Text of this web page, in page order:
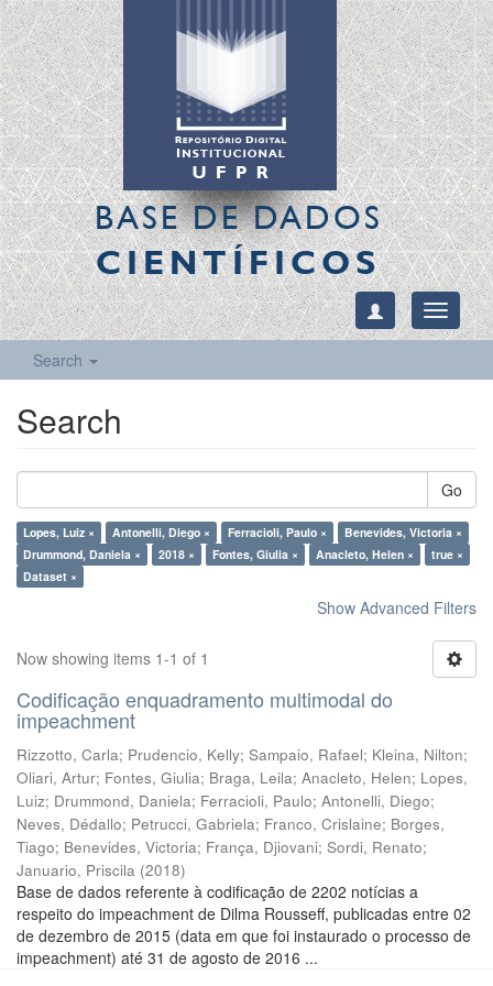
BASE DE DADOS
CIENTÍFICOS
Toggle
Search
Search
Go
Lopes, Luiz × Antonelli, Diego × Ferracioli, Paulo ×
Benevides, Victoria ×
Drummond, Daniela ×
2018 × Fontes, Giulia × Anacleto, Helen ×
true ×
Dataset ×
Show Advanced Filters
Now showing items 1-1 of 1
Codificação enquadramento multimodal do
impeachment
Rizzotto, Carla; Prudencio, Kelly; Sampaio, Rafael; Kleina, Nilton;
Oliari, Artur; Fontes, Giulia; Braga, Leila; Anacleto, Helen; Lopes,
Luiz; Drummond, Daniela; Ferracioli, Paulo; Antonelli, Diego;
Neves, Dédallo; Petrucci, Gabriela; Franco, Crislaine; Borges,
Tiago; Benevides, Victoria; França, Djiovani; Sordi, Renato;
Januario, Priscila (2018)
Base de dados referente à codificação de 2202 notícias a
respeito do impeachment de Dilma Rousseff, publicadas entre 02
de dezembro de 2015 (data em que foi instaurado o processo de
impeachment) até 31 de agosto de 2016 ...